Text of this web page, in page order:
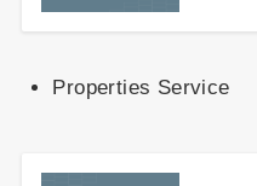
Properties Service